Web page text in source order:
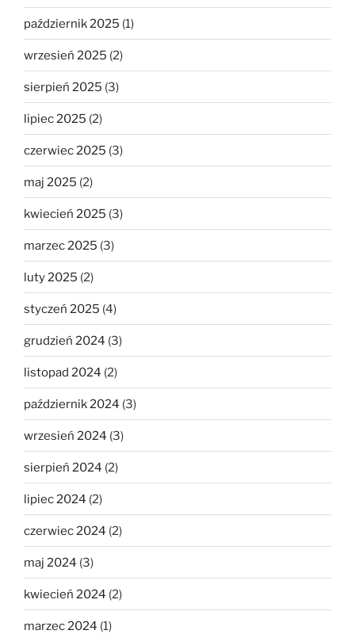
październik 2025 (1)
wrzesień 2025 (2)
sierpień 2025 (3)
lipiec 2025 (2)
czerwiec 2025 (3)
maj 2025 (2)
kwiecień 2025 (3)
marzec 2025 (3)
luty 2025 (2)
styczeń 2025 (4)
grudzień 2024 (3)
listopad 2024 (2)
październik 2024 (3)
wrzesień 2024 (3)
sierpień 2024 (2)
lipiec 2024 (2)
czerwiec 2024 (2)
maj 2024 (3)
kwiecień 2024 (2)
marzec 2024 (1)